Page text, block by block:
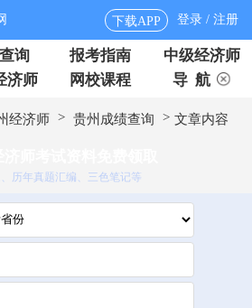
下载APP 登录 / 注册
询 报考指南
中级经济师
济师 网校课程 导 航
经济师 > 贵州成绩查询 > 文章内容
历年真题汇编、三色笔记等